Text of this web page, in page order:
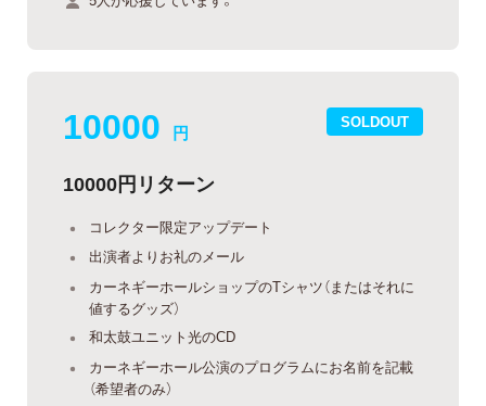
SOLDOUT
10000 円
10000円リターン
コレクター限定アップデート
出演者よりお礼のメール
カーネギーホールショップのTシャツ（またはそれに
値するグッズ）
和太鼓ユニット光のCD
カーネギーホール公演のプログラムにお名前を記載
（希望者のみ）